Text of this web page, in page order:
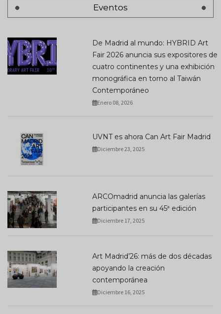
Eventos
De Madrid al mundo: HYBRID Art
Fair 2026 anuncia sus expositores de
cuatro continentes y una exhibición
monográfica en torno al Taiwán
Contemporáneo
Enero 08, 2026
UVNT es ahora Can Art Fair Madrid
Diciembre 23, 2025
ARCOmadrid anuncia las galerías
participantes en su 45ª edición
Diciembre 17, 2025
Art Madrid’26: más de dos décadas
apoyando la creación
contemporánea
Diciembre 16, 2025